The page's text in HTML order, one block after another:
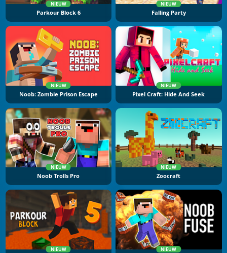
NIEUW
Parkour Block 6
NIEUW
Falling Party
NIEUW
Noob: Zombie Prison Escape
NIEUW
Pixel Craft: Hide And Seek
NIEUW
Noob Trolls Pro
NIEUW
Zoocraft
NIEUW NIEUW